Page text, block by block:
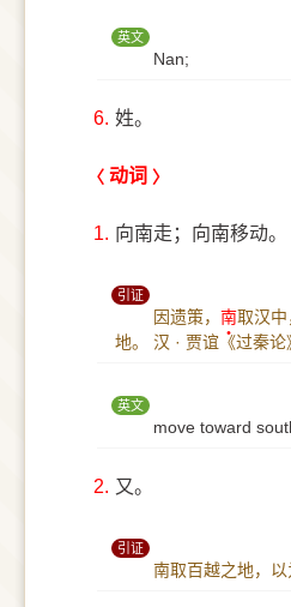
英文
Nan;
6. 姓。
动词
1. 向南走；向南移动。
引证
因遗策， 南取汉中
地。 汉 · 贾谊《过秦论
英文
move toward
2. 又。
引证
南取百越之地，以